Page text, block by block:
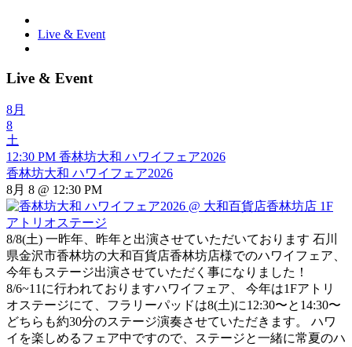
Live & Event
Live & Event
8月
8
土
12:30 PM 香林坊大和 ハワイフェア2026
香林坊大和 ハワイフェア2026
8月 8 @ 12:30 PM
8/8(土) 一昨年、昨年と出演させていただいております 石川
県金沢市香林坊の大和百貨店香林坊店様でのハワイフェア、
今年もステージ出演させていただく事になりました！
8/6~11に行われておりますハワイフェア、 今年は1Fアトリ
オステージにて、フラリーパッドは8(土)に12:30〜と14:30〜
どちらも約30分のステージ演奏させていただきます。 ハワ
イを楽しめるフェア中ですので、ステージと一緒に常夏のハ